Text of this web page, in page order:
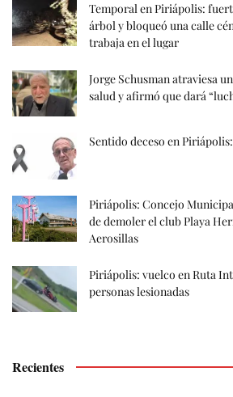
Temporal en Piriápolis:
árbol y bloqueó una calle
trabaja en el lugar
Jorge Schusman atraviesa
salud y afirmó que dará
Sentido deceso en
Piriápolis: Concejo
de demoler el club Playa
Aerosillas
Piriápolis: vuelco en Ruta
personas lesionadas
Recientes